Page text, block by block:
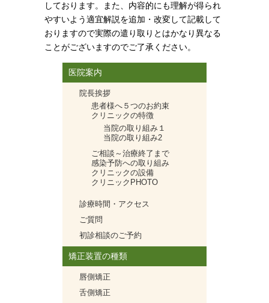
しております。また、内容的にも理解が得られ
やすいよう適宜解説を追加・改変して記載して
おりますので実際の遣り取りとはかなり異なる
ことがございますのでご了承ください。
医院案内
院長挨拶
患者様へ５つのお約束
クリニックの特徴
当院の取り組み１
当院の取り組み2
ご相談～治療終了まで
感染予防への取り組み
クリニックの設備
クリニックPHOTO
診療時間・アクセス
ご質問
初診相談のご予約
矯正装置の種類
唇側矯正
舌側矯正